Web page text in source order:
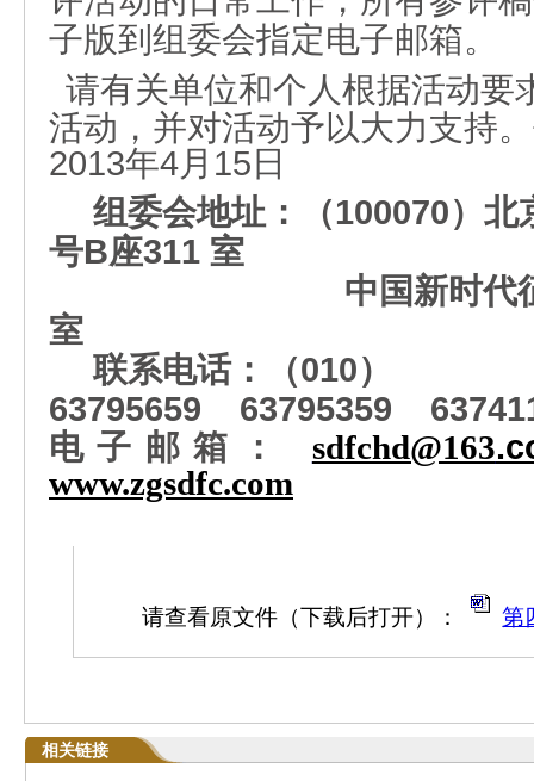
子版到组委会指定电子邮箱。
请有关单位和个人根据活动要
活动，并对活动予以大力支持。
2013年4月15 日
组委会地址： （100070）北
号B座311 室
中国新时代
室
联系电话：（010）
63795659 63795359
电子邮箱
： sdfchd@163
www.zgsdfc.com
请查看原文件（下载后打开）： 第
相关链接